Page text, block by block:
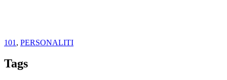
101 , PERSONALITI
Tags